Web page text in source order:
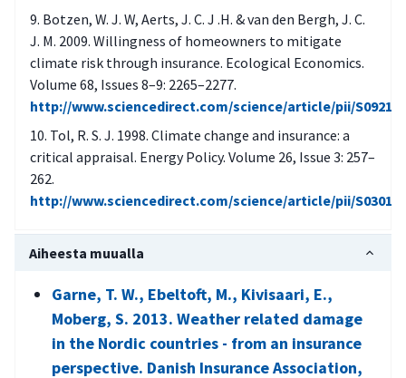
Botzen, W. J. W, Aerts, J. C. J .H. & van den Bergh, J. C.
J. M. 2009. Willingness of homeowners to mitigate
climate risk through insurance. Ecological Economics.
Volume 68, Issues 8–9: 2265–2277.
http://www.sciencedirect.com/science/article/pii/
Tol, R. S. J. 1998. Climate change and insurance: a
critical appraisal. Energy Policy. Volume 26, Issue 3: 257–
262.
http://www.sciencedirect.com/science/article/pii/
Aiheesta muualla
Garne, T. W., Ebeltoft, M., Kivisaari, E.,
Moberg, S. 2013. Weather related damage
in the Nordic countries - from an insurance
perspective. Danish Insurance Association,